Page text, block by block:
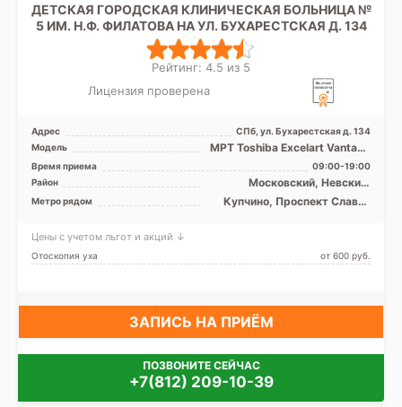
ДЕТСКАЯ ГОРОДСКАЯ КЛИНИЧЕСКАЯ БОЛЬНИЦА №
5 ИМ. Н.Ф. ФИЛАТОВА НА УЛ. БУХАРЕСТСКАЯ Д. 134
Рейтинг: 4.5 из 5
Лицензия проверена
Адрес
СПб, ул. Бухарестская д. 134
Модель
МРТ Toshiba Excelart Vantage
Atlas 1.5Т, КТ Toshiba Aquilion
Prime 160 ...
Время приема
09:00-19:00
Район
Московский, Невский,
Фрунзенский
Метро рядом
Купчино, Проспект Славы,
Цены с учетом льгот и акций ↓
Отоскопия уха от 600 pуб.
ЗАПИСЬ НА ПРИЁМ
ПОЗВОНИТЕ СЕЙЧАС
+7(812) 209-10-39